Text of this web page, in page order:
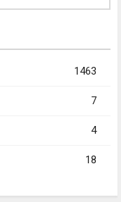
1463
7
4
18